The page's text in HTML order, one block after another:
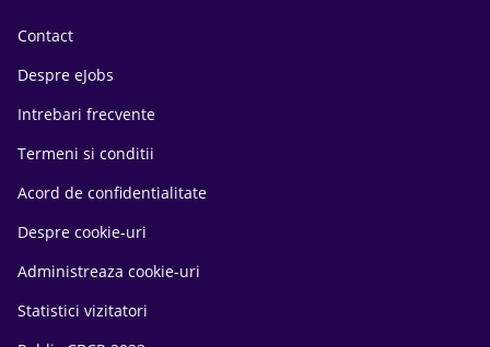
Contact
Despre eJobs
Intrebari frecvente
Termeni si conditii
Acord de confidentialitate
Despre cookie-uri
Administreaza cookie-uri
Statistici vizitatori